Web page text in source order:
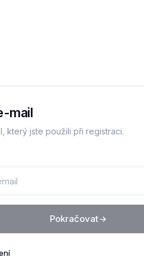
mail
který jste použili při registraci.
Pokračovat